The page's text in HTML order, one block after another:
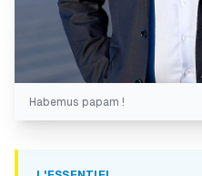
Habemus papam !